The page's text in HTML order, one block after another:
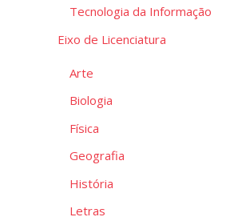
Tecnologia da Informação
Eixo de Licenciatura
Arte
Biologia
Física
Geografia
História
Letras